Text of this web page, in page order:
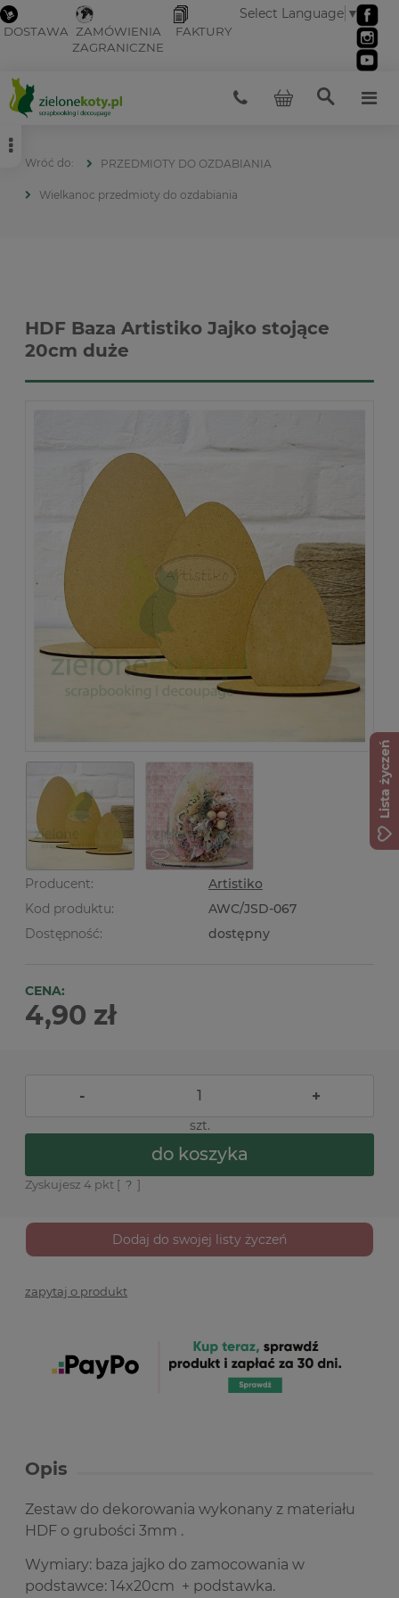
DOSTAWA ZAMÓWIENIA
ZAGRANICZNE
FAKTURY
Select Language ▼
PRZEDMIOTY DO OZDABIANIA
Wielkanoc przedmioty do ozdabiania
HDF Baza Artistiko Jajko stojące
20cm duże
Producent:
Artistiko
Kod produktu:
AWC/JSD-067
Dostępność:
dostępny
CENA:
4,90 zł
- +
szt.
do koszyka
Zyskujesz 4 pkt [ ? ]
Dodaj do swojej listy życzeń
zapytaj o produkt
Opis
Zestaw do dekorowania wykonany z materiału
HDF o grubości 3mm .
Wymiary: baza jajko do zamocowania w
podstawce: 14x20cm + podstawka.
Lista życzeń